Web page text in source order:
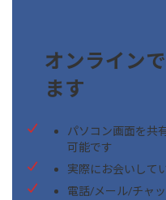
オンライン
ます
パソコン画面を共
可能です
実際にお会いして
電話/メール/チャ